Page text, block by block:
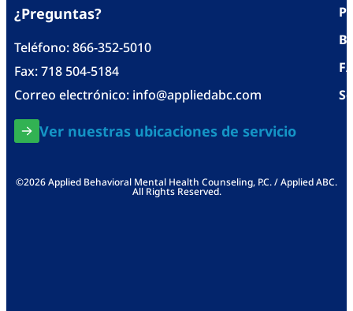
¿Preguntas?
Teléfono:866-352-5010
Fax: 718 504-5184
Correo electrónico: info@appliedabc.com
Ver nuestras ubicaciones de servicio
©2026 Applied Behavioral Mental Health Counseling, P.C. / Applied ABC.
All Rights Reserved.